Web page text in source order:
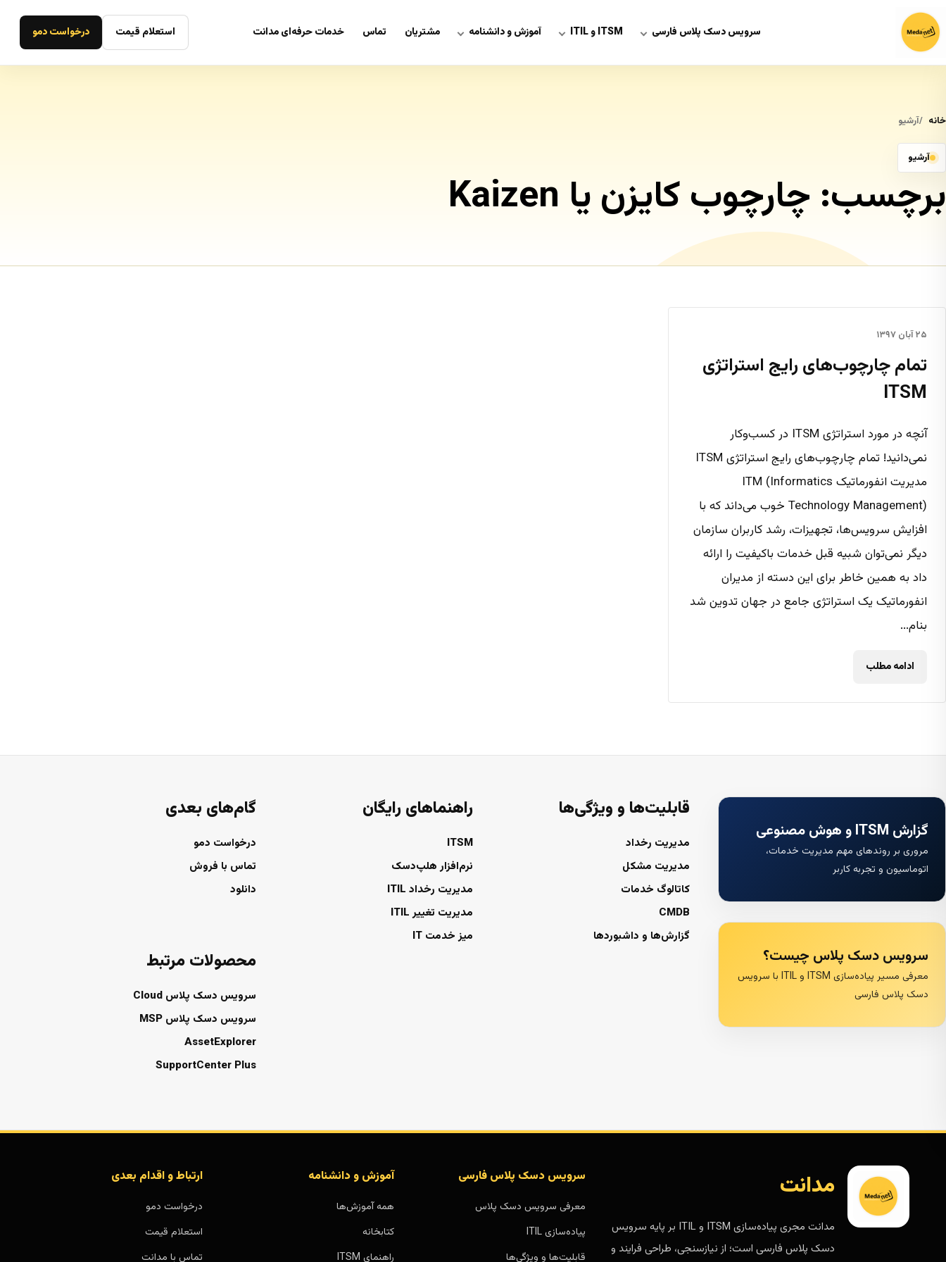
سرویس دسک پلاس فارسی ITSM و ITIL آموزش و دانشنامه مشتریان تماس خدمات حرفه‌ای مدانت استعلام قیمت درخواست دمو
خانه آرشیو
آرشیو
برچسب: چارچوب کایزن یا Kaizen
۲۵ آبان ۱۳۹۷
تمام چارچوب‌های رایج استراتژی
ITSM
آنچه در مورد استراتژی ITSM در کسب‌وکار
نمی‌دانید! تمام چارچوب‌های رایج استراتژی ITSM
مدیریت انفورماتیک ITM (Informatics
Technology Management) خوب می‌داند که با
افزایش سرویس‌ها، تجهیزات، رشد کاربران سازمان
دیگر نمی‌توان شبیه قبل خدمات باکیفیت را ارائه
داد به همین خاطر برای این دسته از مدیران
انفورماتیک یک استراتژی جامع در جهان تدوین شد
بنام...
ادامه مطلب
گزارش ITSM و هوش مصنوعی
مروری بر روندهای مهم مدیریت خدمات،
اتوماسیون و تجربه کاربر
سرویس دسک پلاس چیست؟
معرفی مسیر پیاده‌سازی ITSM و ITIL با سرویس
دسک پلاس فارسی
قابلیت‌ها و ویژگی‌ها
مدیریت رخداد
مدیریت مشکل
کاتالوگ خدمات
CMDB
گزارش‌ها و داشبوردها
راهنماهای رایگان
ITSM
نرم‌افزار هلپ‌دسک
مدیریت رخداد ITIL
مدیریت تغییر ITIL
میز خدمت IT
گام‌های بعدی
درخواست دمو
تماس با فروش
دانلود
محصولات مرتبط
سرویس دسک پلاس Cloud
سرویس دسک پلاس MSP
AssetExplorer
SupportCenter Plus
مدانت
مدانت مجری پیاده‌سازی ITSM و ITIL بر پایه سرویس
دسک پلاس فارسی است؛ از نیازسنجی، طراحی فرایند و
سرویس دسک پلاس فارسی
معرفی سرویس دسک پلاس
پیاده‌سازی ITIL
قابلیت‌ها و ویژگی‌ها
آموزش و دانشنامه
همه آموزش‌ها
کتابخانه
راهنمای ITSM
ارتباط و اقدام بعدی
درخواست دمو
استعلام قیمت
تماس با مدانت